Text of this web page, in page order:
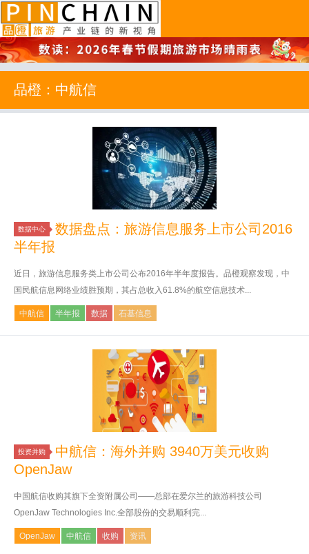
品橙旅游
品橙：中航信
数据中心
数据盘点：旅游信息服务上市公司2016
半年报
近日，旅游信息服务类上市公司公布2016年半年度报告。品橙观察发现，中
国民航信息网络业绩胜预期，其占总收入61.8%的航空信息技术...
中航信 半年报 数据 石基信息
投资并购
中航信：海外并购 3940万美元收购
OpenJaw
中国航信收购其旗下全资附属公司——总部在爱尔兰的旅游科技公司
OpenJaw Technologies Inc.全部股份的交易顺利完...
OpenJaw 中航信 收购 资讯